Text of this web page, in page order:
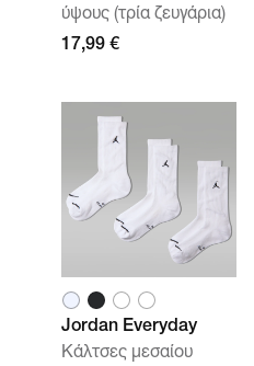
ύψους (τρία ζευγάρια)
17,99 €
Jordan Everyday
Κάλτσες μεσαίου